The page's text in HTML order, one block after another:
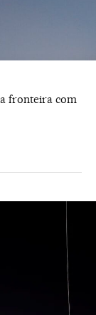
fronteira com